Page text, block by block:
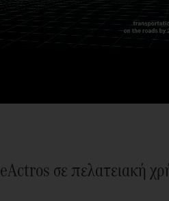
eActros σε πελατειακή